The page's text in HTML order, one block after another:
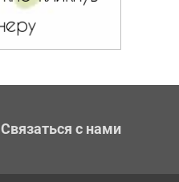
Связаться с нами